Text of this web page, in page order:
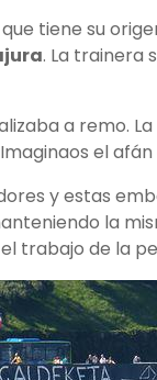
tiene su
. La trainera
a remo.
el
y estas
la
trabajo de la